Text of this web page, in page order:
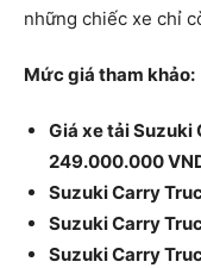
những chiếc xe chỉ
Mức giá tham khảo:
Giá xe tải
249.000.000
Suzuki Carry
Suzuki Carry
Suzuki Carry